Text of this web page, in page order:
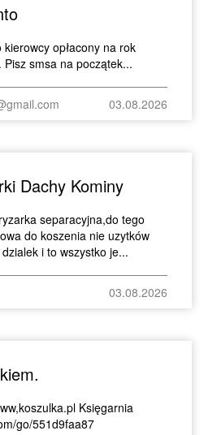
opłacony na rok
smsa na początek...
03.08.2026
Dachy Kominy
separacyjna,do tego
do koszenia nie uzytków
i to wszystko je...
03.08.2026
Księgarnia
go/551d9faa87